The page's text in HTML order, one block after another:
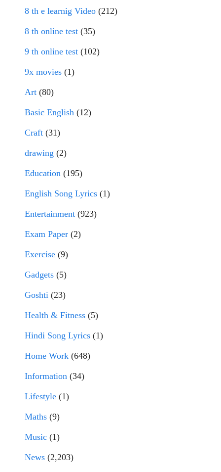
8 th e learnig Video (212)
8 th online test (35)
9 th online test (102)
9x movies (1)
Art (80)
Basic English (12)
Craft (31)
drawing (2)
Education (195)
English Song Lyrics (1)
Entertainment (923)
Exam Paper (2)
Exercise (9)
Gadgets (5)
Goshti (23)
Health & Fitness (5)
Hindi Song Lyrics (1)
Home Work (648)
Information (34)
Lifestyle (1)
Maths (9)
Music (1)
News (2,203)